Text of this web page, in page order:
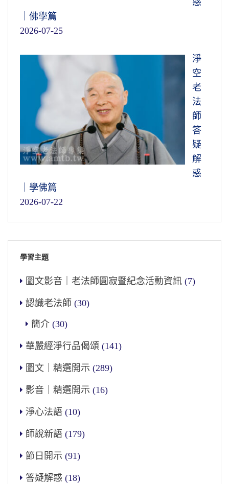
惑
｜佛學篇
2026-07-25
淨
空
老
法
師
答
疑
解
惑
｜學佛篇
2026-07-22
學習主題
圖文影音｜老法師圓寂暨紀念活動資訊 (7)
認識老法師 (30)
簡介 (30)
華嚴經淨行品偈頌 (141)
圖文｜精選開示 (289)
影音｜精選開示 (16)
淨心法語 (10)
師說新語 (179)
節日開示 (91)
答疑解惑 (18)